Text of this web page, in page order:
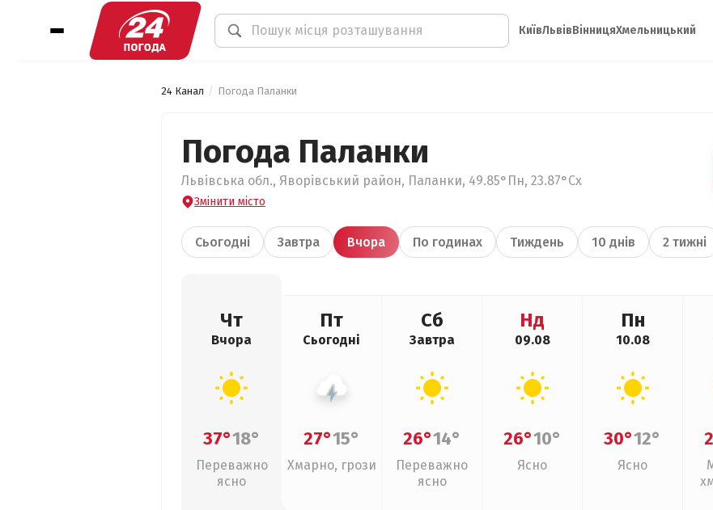
КиївЛьвівВінницяХмельницький
24 Канал Погода Паланки
Погода Паланки
Львівська обл., Яворівський район, Паланки, 49.85°Пн, 23.87°Сх
Змінити місто
Сьогодні Завтра Вчора По годинах Тиждень 10 днів 2 тижні
Чт
Вчора
37°18°
Переважно
ясно
Пт
Сьогодні
27°15°
Хмарно, грози
Сб
Завтра
26°14°
Переважно
ясно
Нд
09.08
26°10°
Ясно
Пн
10.08
30°12°
Ясно